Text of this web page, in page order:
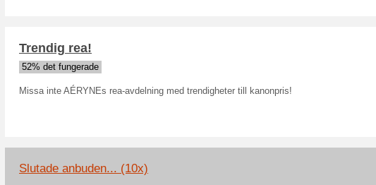
Trendig rea!
52% det fungerade
Missa inte AÉRYNEs rea-avdelning med trendigheter till kanonpris!
Slutade anbuden... (10x)